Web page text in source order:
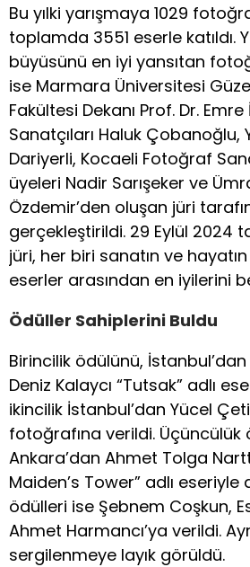
Bu yılki yarışmaya 1029
toplamda 3551 eserle katıldı.
büyüsünü en iyi yansıtan
ise Marmara Üniversitesi
Fakültesi Dekanı Prof. Dr.
Sanatçıları Haluk Çobanoğlu,
Dariyerli, Kocaeli Fotoğraf
üyeleri Nadir Sarışeker ve
Özdemir’den oluşan jüri
gerçekleştirildi. 29 Eylül 2024
jüri, her biri sanatın ve
eserler arasından en iyilerini
Ödüller Sahiplerini Buldu
Birincilik ödülünü,
Deniz Kalaycı “Tutsak” adlı
ikincilik İstanbul’dan Yücel
fotoğrafına verildi. Üçüncülük
Ankara’dan Ahmet Tolga
Maiden’s Tower” adlı eseriyle
ödülleri ise Şebnem Coşkun,
Ahmet Harmancı’ya verildi.
sergilenmeye layık görüldü.